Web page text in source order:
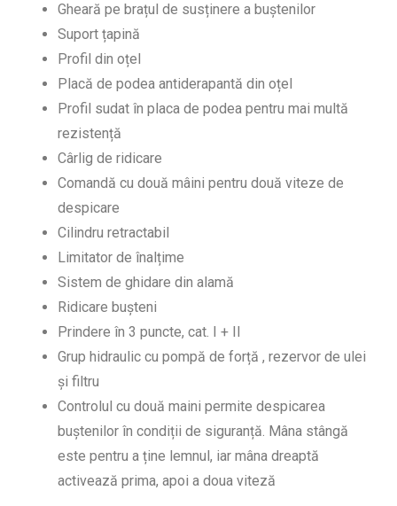
Gheară pe brațul de susținere a buștenilor
Suport țapină
Profil din oțel
Placă de podea antiderapantă din oțel
Profil sudat în placa de podea pentru mai multă
rezistență
Cârlig de ridicare
Comandă cu două mâini pentru două viteze de
despicare
Cilindru retractabil
Limitator de înalțime
Sistem de ghidare din alamă
Ridicare bușteni
Prindere în 3 puncte, cat. I + II
Grup hidraulic cu pompă de forță , rezervor de ulei
și filtru
Controlul cu două maini permite despicarea
buștenilor în condiții de siguranță. Mâna stângă
este pentru a ține lemnul, iar mâna dreaptă
activează prima, apoi a doua viteză